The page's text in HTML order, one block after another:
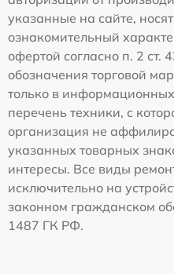
указанные на сайте,
ознакомительный
офертой согласно п. 2
обозначения торговой
только в
перечень техники, с
организация не
указанных товарных
интересы. Все виды
исключительно на
законном гражданском
1487 ГК РФ.